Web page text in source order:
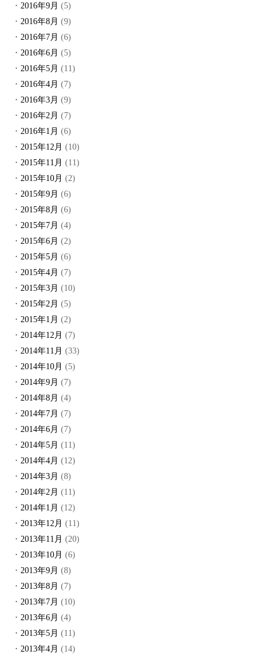
2016年9月 (5)
2016年8月 (9)
2016年7月 (6)
2016年6月 (5)
2016年5月 (11)
2016年4月 (7)
2016年3月 (9)
2016年2月 (7)
2016年1月 (6)
2015年12月 (10)
2015年11月 (11)
2015年10月 (2)
2015年9月 (6)
2015年8月 (6)
2015年7月 (4)
2015年6月 (2)
2015年5月 (6)
2015年4月 (7)
2015年3月 (10)
2015年2月 (5)
2015年1月 (2)
2014年12月 (7)
2014年11月 (33)
2014年10月 (5)
2014年9月 (7)
2014年8月 (4)
2014年7月 (7)
2014年6月 (7)
2014年5月 (11)
2014年4月 (12)
2014年3月 (8)
2014年2月 (11)
2014年1月 (12)
2013年12月 (11)
2013年11月 (20)
2013年10月 (6)
2013年9月 (8)
2013年8月 (7)
2013年7月 (10)
2013年6月 (4)
2013年5月 (11)
2013年4月 (14)